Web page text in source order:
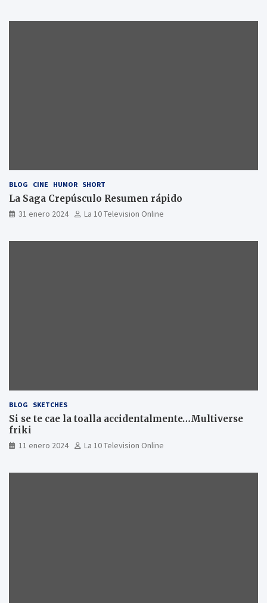
BLOG CINE HUMOR SHORT
La Saga Crepúsculo Resumen rápido
31 enero 2024 La 10 Television Online
BLOG SKETCHES
Si se te cae la toalla accidentalmente…Multiverse
friki
11 enero 2024 La 10 Television Online